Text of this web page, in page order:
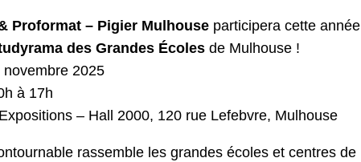
Proformat – Pigier Mulhouse participera cette année
des Grandes Écoles de Mulhouse !
novembre 2025
à 17h
– Hall 2000, 120 rue Lefebvre, Mulhouse
rassemble les grandes écoles et centres de